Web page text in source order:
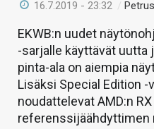
16.7.2019 - 23:32 /
EKWB:n uudet
-sarjalle käyttävät uutta
pinta-ala on aiempia
Lisäksi Special Edition
noudattelevat AMD:n
referenssijäähdyttimen